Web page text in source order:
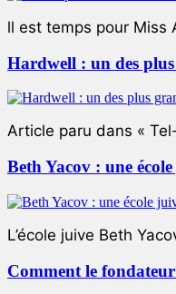
ll est temps pour Miss
Hardwell : un des
Article paru dans «
Beth Yacov : une
L’école juive Beth
Comment le